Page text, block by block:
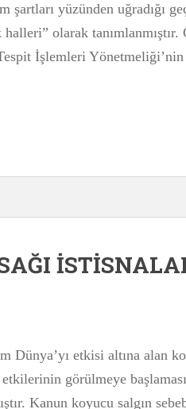
şartları yüzünden uğradığı
olarak tanımlanmıştır.
İşlemleri
Dünya’yı etkisi altına alan
görülmeye
Kanun koyucu salgın